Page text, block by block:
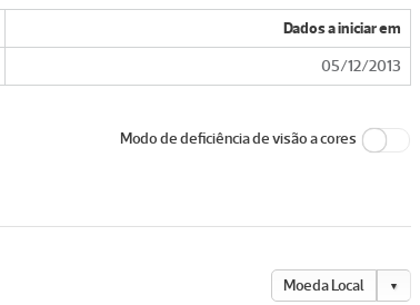
Dados a iniciar em
05/12/2013
Modo de deficiência de visão a cores
Moeda Local ▼